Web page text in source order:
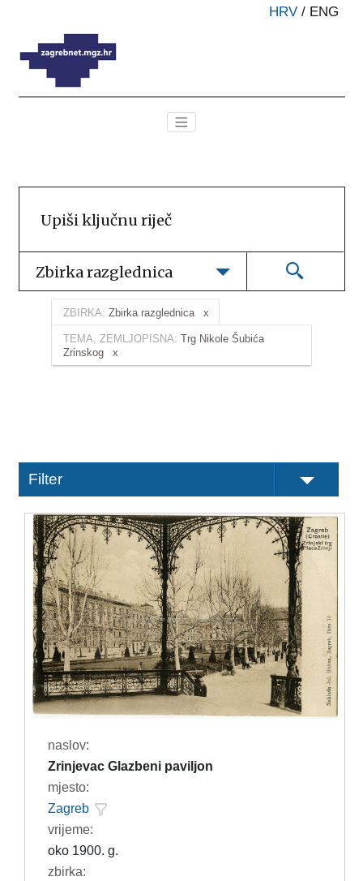
HRV / ENG
Zbirka razglednica
ZBIRKA: Zbirka razglednica
TEMA, ZEMLJOPISNA: Trg Nikole Šubića
Zrinskog
Filter
naslov:
Zrinjevac Glazbeni paviljon
mjesto:
Zagreb
vrijeme:
oko 1900. g.
zbirka: